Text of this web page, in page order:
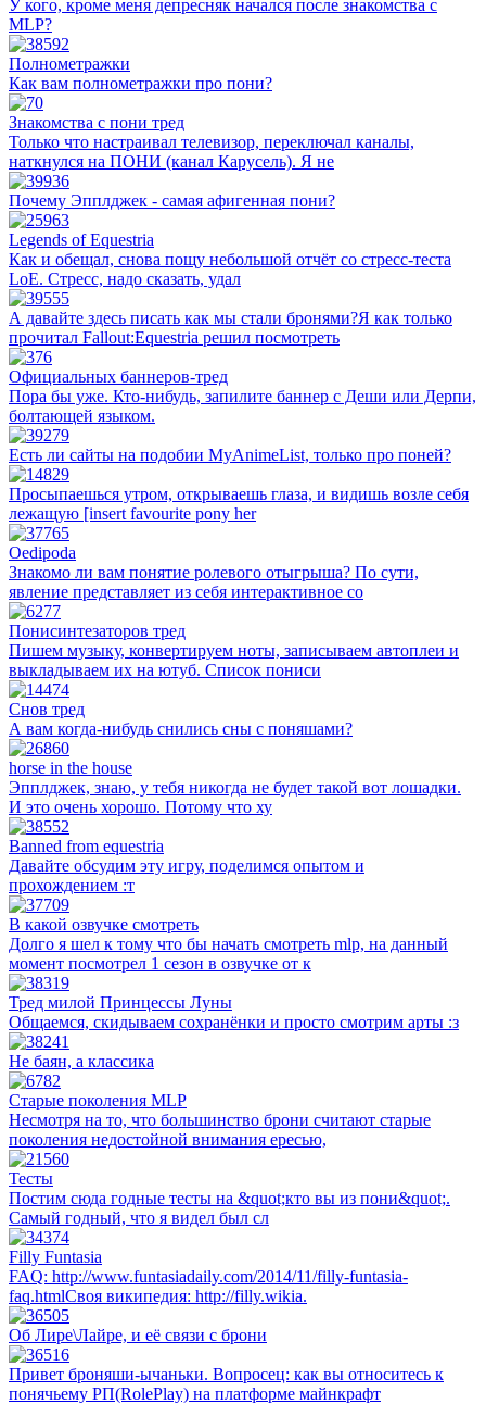
У кого, кроме меня депресняк начался после знакомства с
MLP?
Полнометражки
Как вам полнометражки про пони?
Знакомства с пони тред
Только что настраивал телевизор, переключал каналы,
наткнулся на ПОНИ (канал Карусель). Я не
Почему Эпплджек - самая афигенная пони?
Legends of Equestria
Как и обещал, снова пощу небольшой отчёт со стресс-теста
LoE. Стресс, надо сказать, удал
А давайте здесь писать как мы стали бронями?Я как только
прочитал Fallout:Equestria решил посмотреть
Официальных баннеров-тред
Пора бы уже. Кто-нибудь, запилите баннер с Деши или Дерпи,
болтающей языком.
Есть ли сайты на подобии MyAnimeList, только про поней?
Просыпаешься утром, открываешь глаза, и видишь возле себя
лежащую [insert favourite pony her
Oedipoda
Знакомо ли вам понятие ролевого отыгрыша? По сути,
явление представляет из себя интерактивное со
Понисинтезаторов тред
Пишем музыку, конвертируем ноты, записываем автоплеи и
выкладываем их на ютуб. Список пониси
Снов тред
А вам когда-нибудь снились сны с поняшами?
horse in the house
Эпплджек, знаю, у тебя никогда не будет такой вот лошадки.
И это очень хорошо. Потому что ху
Banned from equestria
Давайте обсудим эту игру, поделимся опытом и
прохождением :т
В какой озвучке смотреть
Долго я шел к тому что бы начать смотреть mlp, на данный
момент посмотрел 1 сезон в озвучке от к
Тред милой Принцессы Луны
Общаемся, скидываем сохранёнки и просто смотрим арты :з
Не баян, а классика
Старые поколения MLP
Несмотря на то, что большинство брони считают старые
поколения недостойной внимания ересью,
Тесты
Постим сюда годные тесты на &quot;кто вы из пони&quot;.
Самый годный, что я видел был сл
Filly Funtasia
FAQ: http://www.funtasiadaily.com/2014/11/filly-funtasia-
faq.htmlСвоя википедия: http://filly.wikia.
Об Лире\Лайре, и её связи с брони
Привет броняши-ычаньки. Вопросец: как вы относитесь к
понячьему РП(RolePlay) на платформе майнкрафт